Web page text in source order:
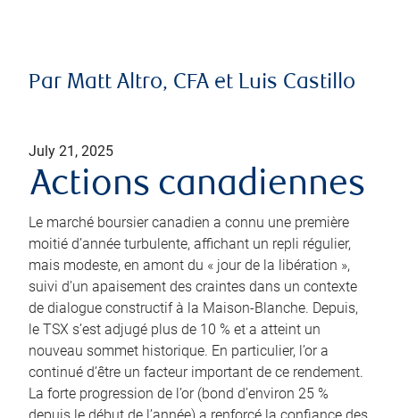
Par Matt Altro, CFA et Luis Castillo
July 21, 2025
Actions canadiennes
Le marché boursier canadien a connu une première
moitié d’année turbulente, affichant un repli régulier,
mais modeste, en amont du « jour de la libération »,
suivi d’un apaisement des craintes dans un contexte
de dialogue constructif à la Maison-Blanche. Depuis,
le TSX s’est adjugé plus de 10 % et a atteint un
nouveau sommet historique. En particulier, l’or a
continué d’être un facteur important de ce rendement.
La forte progression de l’or (bond d’environ 25 %
depuis le début de l’année) a renforcé la confiance des